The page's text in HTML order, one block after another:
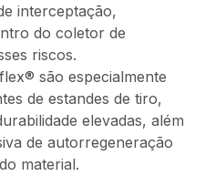
interceptação,
do coletor de
riscos.
são especialmente
de estandes de tiro,
elevadas, além
de autorregeneração
material.